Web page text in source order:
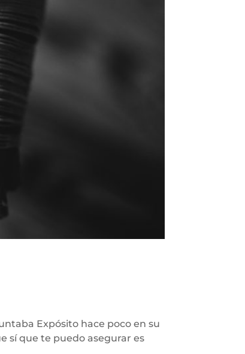
Expósito hace poco en su
sí que te puedo asegurar es